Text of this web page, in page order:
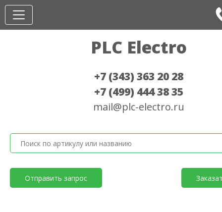
PLC Electro
+7 (343) 363 20 28
+7 (499) 444 38 35
mail@plc-electro.ru
Отправить запрос